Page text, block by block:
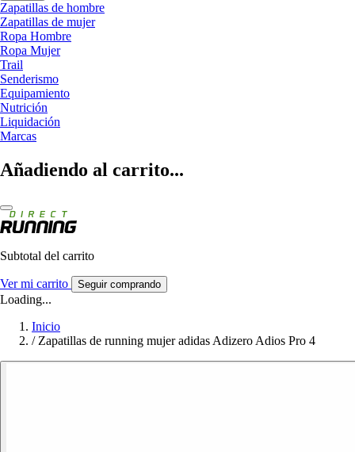
Zapatillas de hombre
Zapatillas de mujer
Ropa Hombre
Ropa Mujer
Trail
Senderismo
Equipamiento
Nutrición
Liquidación
Marcas
Añadiendo al carrito...
Subtotal del carrito
Ver mi carrito Seguir comprando
Loading...
Inicio
/ Zapatillas de running mujer adidas Adizero Adios Pro 4